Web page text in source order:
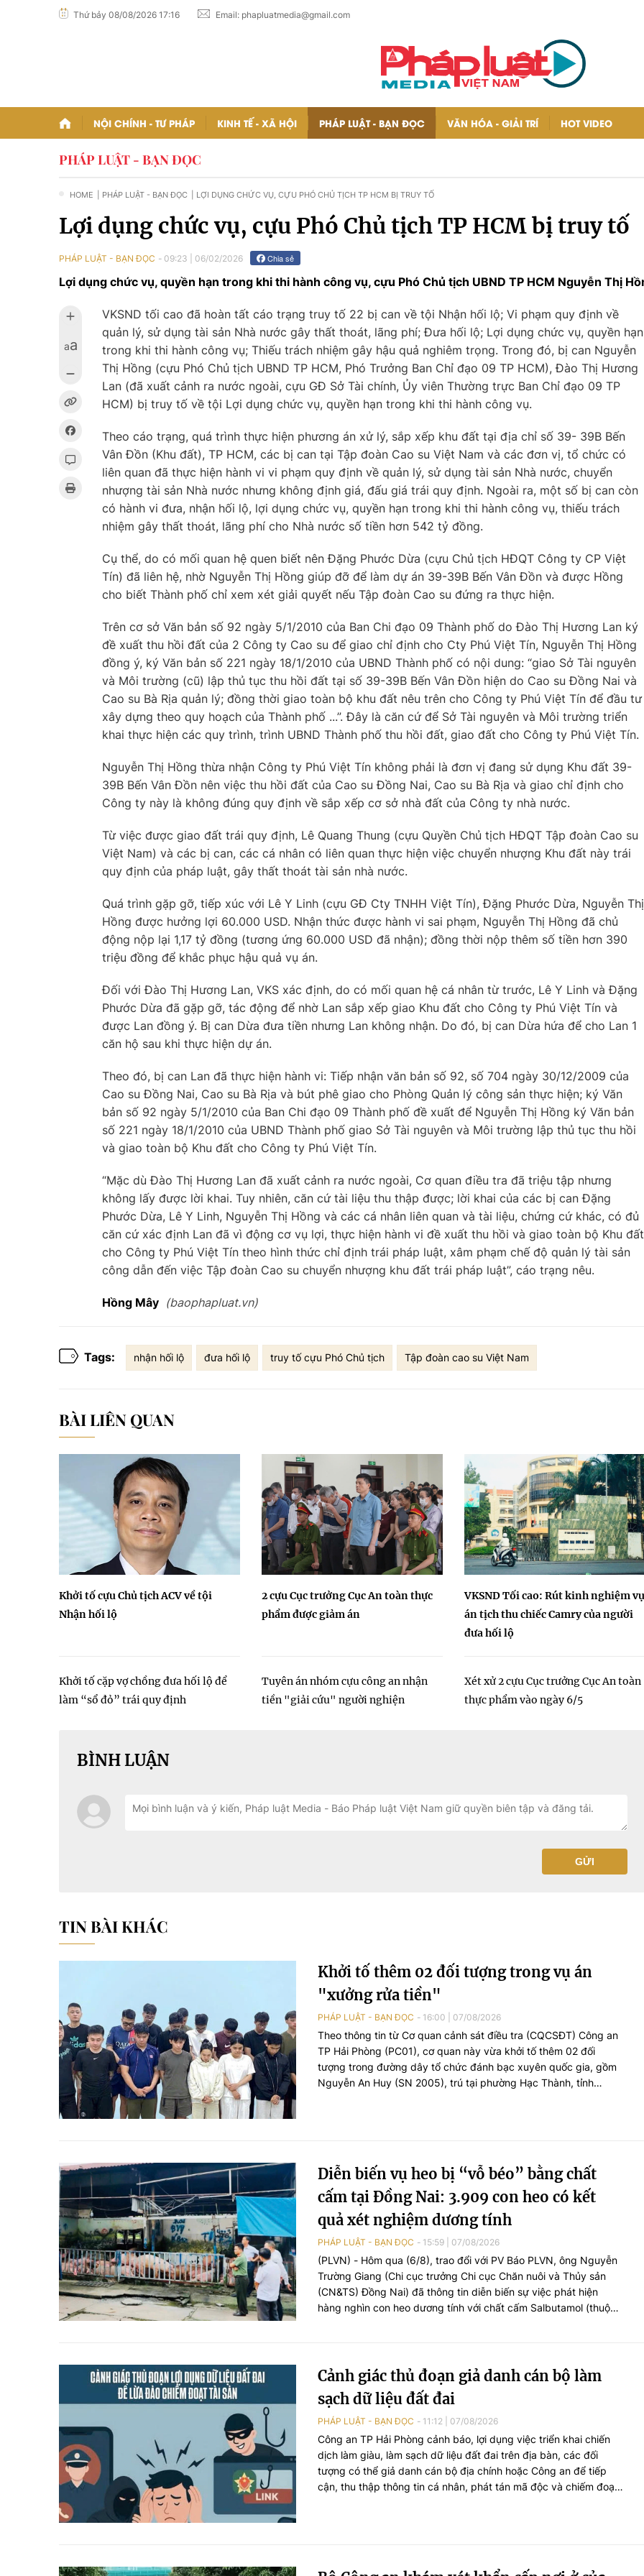
Thứ bảy 08/08/2026 17:16 Email: phapluatmedia@gmail.com
NỘI CHÍNH - TƯ PHÁP KINH TẾ - XÃ HỘI PHÁP LUẬT - BẠN ĐỌC VĂN HÓA - GIẢI TRÍ HOT VIDEO
PHÁP LUẬT - BẠN ĐỌC
HOME | PHÁP LUẬT - BẠN ĐỌC | LỢI DỤNG CHỨC VỤ, CỰU PHÓ CHỦ TỊCH TP HCM BỊ TRUY TỐ
Lợi dụng chức vụ, cựu Phó Chủ tịch TP HCM bị truy tố
PHÁP LUẬT - BẠN ĐỌC 09:23 06/02/2026 Chia sẻ
Lợi dụng chức vụ, quyền hạn trong khi thi hành công vụ, cựu Phó Chủ tịch UBND TP HCM Nguyễn Thị
aa
VKSND tối cao đã hoàn tất cáo trạng truy tố 22 bị can về tội Nhận hối lộ; Vi phạm quy định về
quản lý, sử dụng tài sản Nhà nước gây thất thoát, lãng phí; Đưa hối lộ; Lợi dụng chức vụ, quyền hạn
trong khi thi hành công vụ; Thiếu trách nhiệm gây hậu quả nghiêm trọng. Trong đó, bị can Nguyễn
Thị Hồng (cựu Phó Chủ tịch UBND TP HCM, Phó Trưởng Ban Chỉ đạo 09 TP HCM), Đào Thị Hương
Lan (đã xuất cảnh ra nước ngoài, cựu GĐ Sở Tài chính, Ủy viên Thường trực Ban Chỉ đạo 09 TP
HCM) bị truy tố về tội Lợi dụng chức vụ, quyền hạn trong khi thi hành công vụ.
Theo cáo trạng, quá trình thực hiện phương án xử lý, sắp xếp khu đất tại địa chỉ số 39- 39B Bến
Vân Đồn (Khu đất), TP HCM, các bị can tại Tập đoàn Cao su Việt Nam và các đơn vị, tổ chức có
liên quan đã thực hiện hành vi vi phạm quy định về quản lý, sử dụng tài sản Nhà nước, chuyển
nhượng tài sản Nhà nước nhưng không định giá, đấu giá trái quy định. Ngoài ra, một số bị can còn
có hành vi đưa, nhận hối lộ, lợi dụng chức vụ, quyền hạn trong khi thi hành công vụ, thiếu trách
nhiệm gây thất thoát, lãng phí cho Nhà nước số tiền hơn 542 tỷ đồng.
Cụ thể, do có mối quan hệ quen biết nên Đặng Phước Dừa (cựu Chủ tịch HĐQT Công ty CP Việt
Tín) đã liên hệ, nhờ Nguyễn Thị Hồng giúp đỡ để làm dự án 39-39B Bến Vân Đồn và được Hồng
cho biết Thành phố chỉ xem xét giải quyết nếu Tập đoàn Cao su đứng ra thực hiện.
Trên cơ sở Văn bản số 92 ngày 5/1/2010 của Ban Chi đạo 09 Thành phố do Đào Thị Hương Lan ký
đề xuất thu hồi đất của 2 Công ty Cao su để giao chỉ định cho Cty Phú Việt Tín, Nguyễn Thị Hồng
đồng ý, ký Văn bản số 221 ngày 18/1/2010 của UBND Thành phố có nội dung: “giao Sở Tài nguyên
và Môi trường (cũ) lập thủ tục thu hồi đất tại số 39-39B Bến Vân Đồn hiện do Cao su Đồng Nai và
Cao su Bà Rịa quản lý; đồng thời giao toàn bộ khu đất nêu trên cho Công ty Phú Việt Tín để đầu tư
xây dựng theo quy hoạch của Thành phố ...”. Đây là căn cứ để Sở Tài nguyên và Môi trường triển
khai thực hiện các quy trình, trình UBND Thành phố thu hồi đất, giao đất cho Công ty Phú Việt Tín.
Nguyễn Thị Hồng thừa nhận Công ty Phú Việt Tín không phải là đơn vị đang sử dụng Khu đất 39-
39B Bến Vân Đồn nên việc thu hồi đất của Cao su Đồng Nai, Cao su Bà Rịa và giao chỉ định cho
Công ty này là không đúng quy định về sắp xếp cơ sở nhà đất của Công ty nhà nước.
Từ việc được giao đất trái quy định, Lê Quang Thung (cựu Quyền Chủ tịch HĐQT Tập đoàn Cao su
Việt Nam) và các bị can, các cá nhân có liên quan thực hiện việc chuyển nhượng Khu đất này trái
quy định của pháp luật, gây thất thoát tài sản nhà nước.
Quá trình gặp gỡ, tiếp xúc với Lê Y Linh (cựu GĐ Cty TNHH Việt Tín), Đặng Phước Dừa, Nguyễn Thị
Hồng được hưởng lợi 60.000 USD. Nhận thức được hành vi sai phạm, Nguyễn Thị Hồng đã chủ
động nộp lại 1,17 tỷ đồng (tương ứng 60.000 USD đã nhận); đồng thời nộp thêm số tiền hơn 390
triệu đồng để khắc phục hậu quả vụ án.
Đối với Đào Thị Hương Lan, VKS xác định, do có mối quan hệ cá nhân từ trước, Lê Y Linh và Đặng
Phước Dừa đã gặp gỡ, tác động để nhờ Lan sắp xếp giao Khu đất cho Công ty Phú Việt Tín và
được Lan đồng ý. Bị can Dừa đưa tiền nhưng Lan không nhận. Do đó, bị can Dừa hứa để cho Lan 1
căn hộ sau khi thực hiện dự án.
Theo đó, bị can Lan đã thực hiện hành vi: Tiếp nhận văn bản số 92, số 704 ngày 30/12/2009 của
Cao su Đồng Nai, Cao su Bà Rịa và bút phê giao cho Phòng Quản lý công sản thực hiện; ký Văn
bản số 92 ngày 5/1/2010 của Ban Chi đạo 09 Thành phố đề xuất để Nguyễn Thị Hồng ký Văn bản
số 221 ngày 18/1/2010 của UBND Thành phố giao Sở Tài nguyên và Môi trường lập thủ tục thu hồi
và giao toàn bộ Khu đất cho Công ty Phú Việt Tín.
“Mặc dù Đào Thị Hương Lan đã xuất cảnh ra nước ngoài, Cơ quan điều tra đã triệu tập nhưng
không lấy được lời khai. Tuy nhiên, căn cứ tài liệu thu thập được; lời khai của các bị can Đặng
Phước Dừa, Lê Y Linh, Nguyễn Thị Hồng và các cá nhân liên quan và tài liệu, chứng cứ khác, có đủ
căn cứ xác định Lan đã vì động cơ vụ lợi, thực hiện hành vi đề xuất thu hồi và giao toàn bộ Khu đất
cho Công ty Phú Việt Tín theo hình thức chỉ định trái pháp luật, xâm phạm chế độ quản lý tài sản
công dẫn đến việc Tập đoàn Cao su chuyển nhượng khu đất trái pháp luật”, cáo trạng nêu.
Hồng Mây (baophapluat.vn)
Tags: nhận hối lộ đưa hối lộ truy tố cựu Phó Chủ tịch Tập đoàn cao su Việt Nam
BÀI LIÊN QUAN
Khởi tố cựu Chủ tịch ACV về tội
Nhận hối lộ
2 cựu Cục trưởng Cục An toàn thực
phẩm được giảm án
VKSND Tối cao: Rút kinh nghiệm vụ
án tịch thu chiếc Camry của người
đưa hối lộ
Khởi tố cặp vợ chồng đưa hối lộ để
làm “sổ đỏ” trái quy định
Tuyên án nhóm cựu công an nhận
tiền "giải cứu" người nghiện
Xét xử 2 cựu Cục trưởng Cục An toàn
thực phẩm vào ngày 6/5
BÌNH LUẬN
GỬI
TIN BÀI KHÁC
Khởi tố thêm 02 đối tượng trong vụ án
"xưởng rửa tiền"
PHÁP LUẬT - BẠN ĐỌC 16:00 07/08/2026
Theo thông tin từ Cơ quan cảnh sát điều tra (CQCSĐT) Công an
TP Hải Phòng (PC01), cơ quan này vừa khởi tố thêm 02 đối
tượng trong đường dây tổ chức đánh bạc xuyên quốc gia, gồm
Nguyễn An Huy (SN 2005), trú tại phường Hạc Thành, tỉnh
Diễn biến vụ heo bị “vỗ béo” bằng chất
cấm tại Đồng Nai: 3.909 con heo có kết
quả xét nghiệm dương tính
PHÁP LUẬT - BẠN ĐỌC 15:59 07/08/2026
(PLVN) - Hôm qua (6/8), trao đổi với PV Báo PLVN, ông Nguyễn
Trường Giang (Chi cục trưởng Chi cục Chăn nuôi và Thủy sản
(CN&TS) Đồng Nai) đã thông tin diễn biến sự việc phát hiện
hàng nghìn con heo dương tính với chất cấm Salbutamol (thuộc
Cảnh giác thủ đoạn giả danh cán bộ làm
sạch dữ liệu đất đai
PHÁP LUẬT - BẠN ĐỌC 11:12 07/08/2026
Công an TP Hải Phòng cảnh báo, lợi dụng việc triển khai chiến
dịch làm giàu, làm sạch dữ liệu đất đai trên địa bàn, các đối
tượng có thể giả danh cán bộ địa chính hoặc Công an để tiếp
cận, thu thập thông tin cá nhân, phát tán mã độc và chiếm đoạt